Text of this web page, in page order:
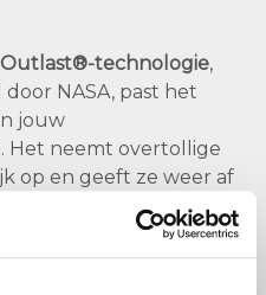
Outlast®-technologie,
NASA, past het
jouw
Het neemt overtollige
op en geeft ze weer af
jouw slaapomgeving
warm, niet te koud.